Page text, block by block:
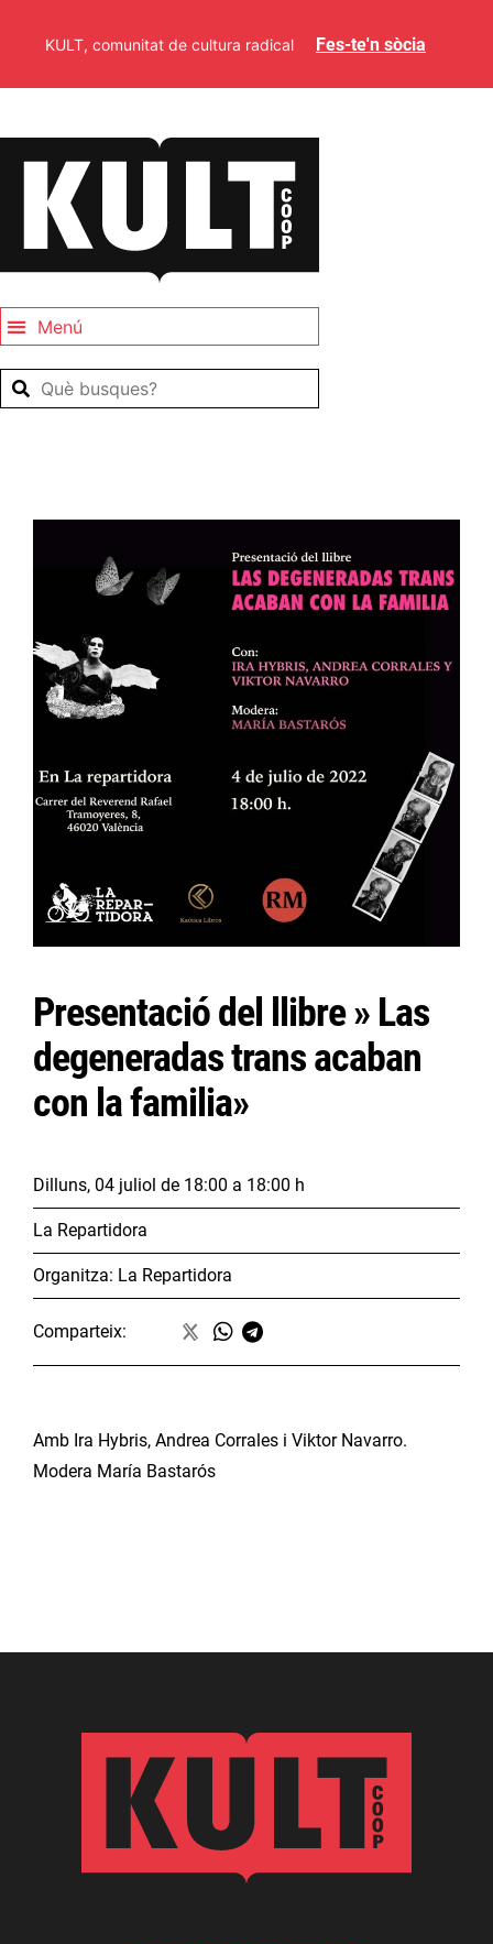
KULT, comunitat de cultura radical Fes-te'n sòcia
Presentació del llibre » Las
degeneradas trans acaban
con la familia»
Dilluns, 04 juliol de 18:00 a 18:00 h
La Repartidora
Organitza: La Repartidora
Comparteix:
Amb Ira Hybris, Andrea Corrales i Viktor Navarro.
Modera María Bastarós